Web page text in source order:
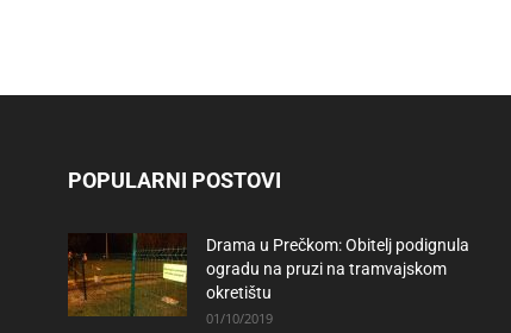
POPULARNI POSTOVI
Drama u Prečkom: Obitelj podignula
ogradu na pruzi na tramvajskom
okretištu
01/10/2019